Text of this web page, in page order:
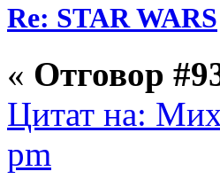
Re: STAR WARS
« Отговор
Цитат на:
pm